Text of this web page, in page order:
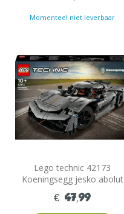
Momenteel niet leverbaar
Lego technic 42173
Koeningsegg jesko abolut
€ 47,99